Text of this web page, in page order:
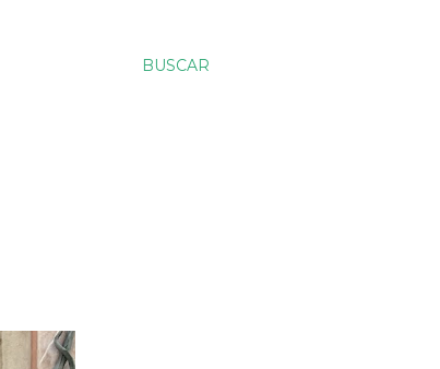
BUSCAR